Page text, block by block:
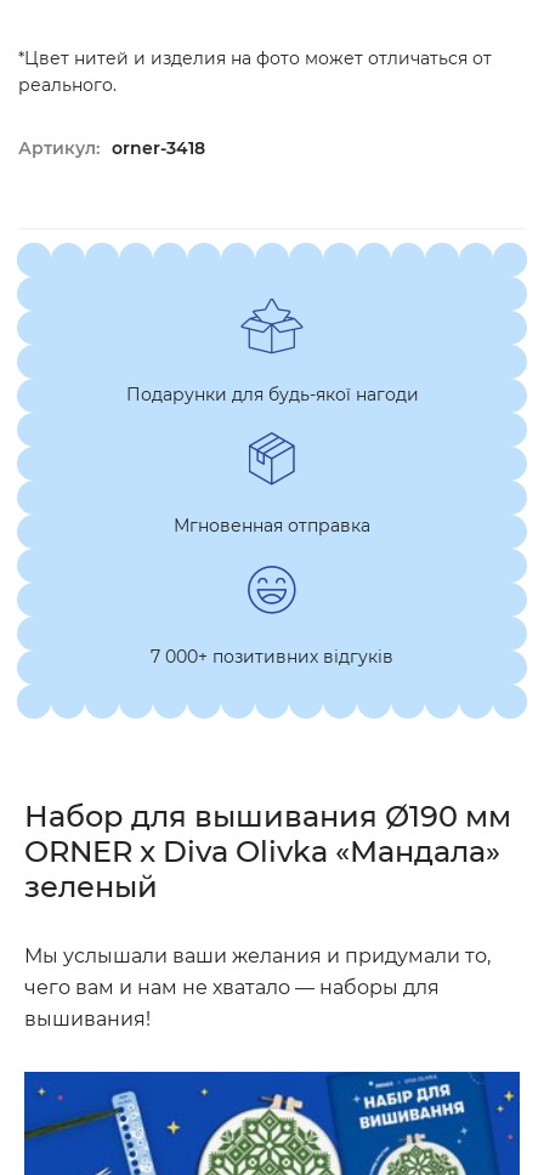
*Цвет нитей и изделия на фото может отличаться от
реального.
Артикул: orner-3418
Подарунки для будь-якої нагоди
Мгновенная отправка
7 000+ позитивних відгуків
Набор для вышивания Ø190 мм
ORNER x Diva Olivka «Мандала»
зеленый
Мы услышали ваши желания и придумали то,
чего вам и нам не хватало — наборы для
вышивания!